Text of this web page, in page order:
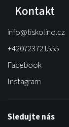
Kontakt
info@tiskolino.cz
+420723721555
Facebook
Instagram
Sledujte nás